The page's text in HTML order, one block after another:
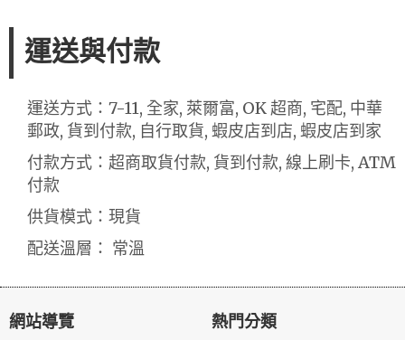
運送與付款
運送方式：7-11, 全家, 萊爾富, OK 超商, 宅配, 中華
郵政, 貨到付款, 自行取貨, 蝦皮店到店, 蝦皮店到家
付款方式：超商取貨付款, 貨到付款, 線上刷卡, ATM
付款
供貨模式：現貨
配送溫層： 常溫
網站導覽 熱門分類